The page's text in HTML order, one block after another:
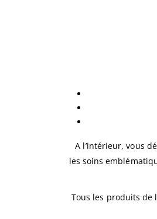
A l’intérieur, vous
les soins
Tous les produits de